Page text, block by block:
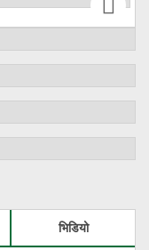
भिडियो